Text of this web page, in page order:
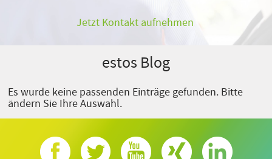
Jetzt Kontakt aufnehmen
estos Blog
Es wurde keine passenden Einträge gefunden. Bitte
ändern Sie Ihre Auswahl.